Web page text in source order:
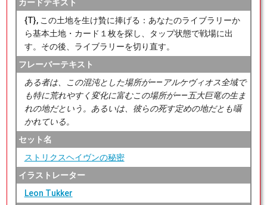
カードテキスト
{T}, この土地を生け贄に捧げる：あなたのライブラリーか
ら基本土地・カード１枚を探し、タップ状態で戦場に出
す。その後、ライブラリーを切り直す。
フレーバーテキスト
ある者は、この混沌とした場所が――アルケヴィオス全域で
も特に荒れやすく変化に富むこの場所が――五大巨竜の生ま
れの地だという。あるいは、彼らの死す定めの地だとも囁
かれている。
セット名
ストリクスヘイヴンの秘密
イラストレーター
Leon Tukker